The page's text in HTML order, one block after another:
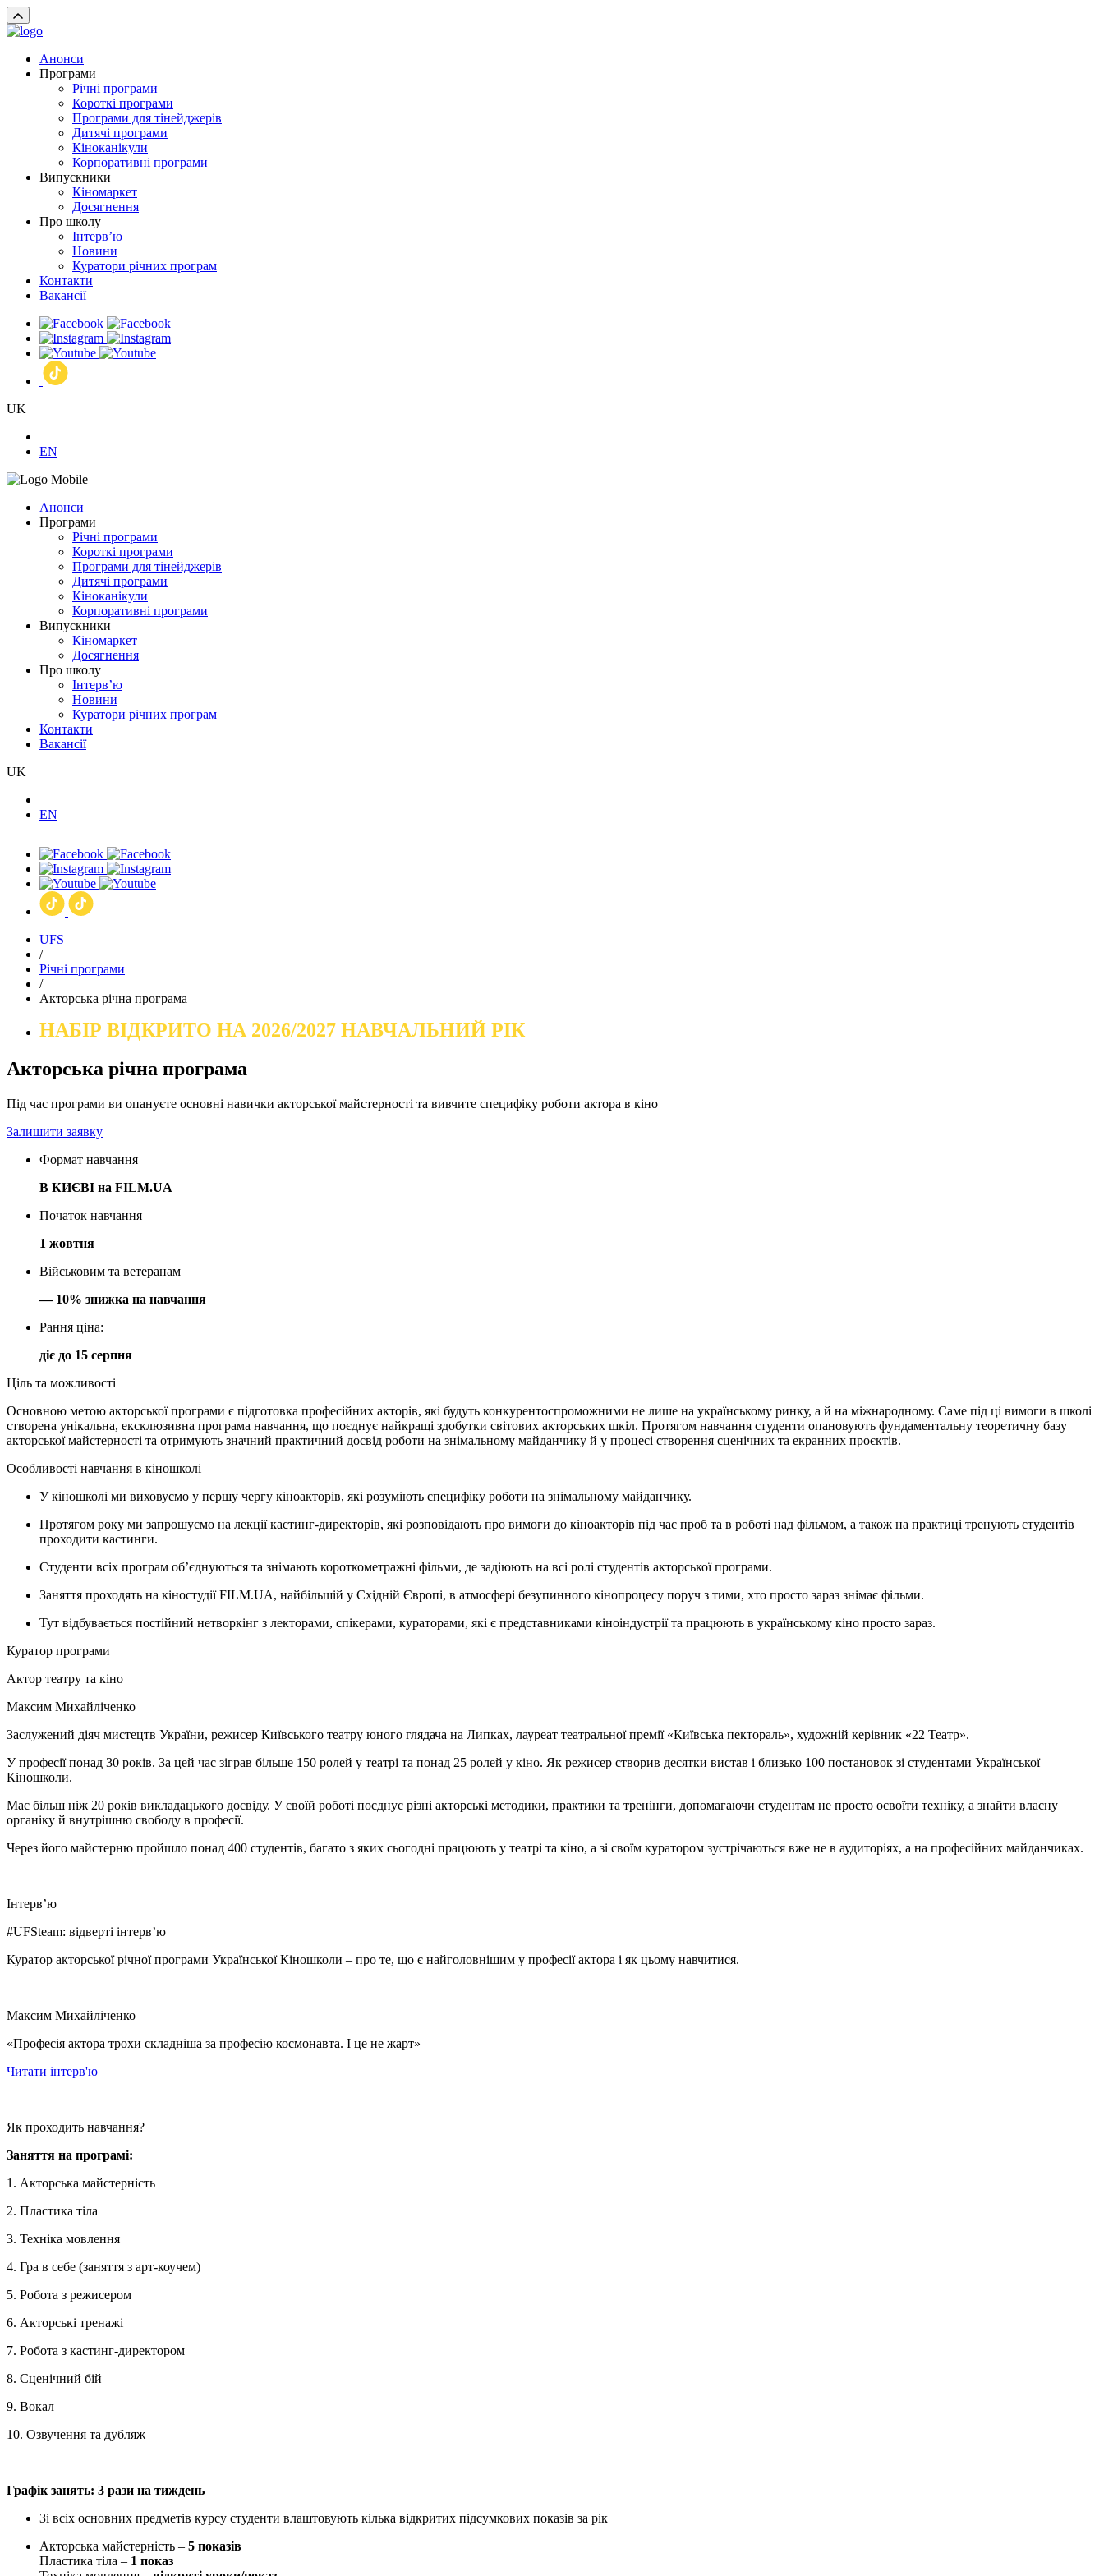
Анонси
Програми
Річні програми
Короткі програми
Програми для тінейджерів
Дитячі програми
Кіноканікули
Корпоративні програми
Випускники
Кіномаркет
Досягнення
Про школу
Інтерв’ю
Новини
Куратори річних програм
Контакти
Вакансії
UK
EN
Анонси
Програми
Річні програми
Короткі програми
Програми для тінейджерів
Дитячі програми
Кіноканікули
Корпоративні програми
Випускники
Кіномаркет
Досягнення
Про школу
Інтерв’ю
Новини
Куратори річних програм
Контакти
Вакансії
UK
EN
UFS
/
Річні програми
/
Акторська річна програма
НАБІР ВІДКРИТО НА 2026/2027 НАВЧАЛЬНИЙ РІК
Акторська річна програма
Під час програми ви опануєте основні навички акторської майстерності та вивчите специфіку роботи актора в кіно
Залишити заявку
Формат навчання
В КИЄВІ на FILM.UA
Початок навчання
1 жовтня
Військовим та ветеранам
— 10% знижка на навчання
Рання ціна:
діє до 15 серпня
Ціль та можливості
Основною метою акторської програми є підготовка професійних акторів, які будуть конкурентоспроможними не лише на українському ринку, а й на міжнародному. Саме під ці вимоги в школі
створена унікальна, ексклюзивна програма навчання, що поєднує найкращі здобутки світових акторських шкіл. Протягом навчання студенти опановують фундаментальну теоретичну базу
акторської майстерності та отримують значний практичний досвід роботи на знімальному майданчику й у процесі створення сценічних та екранних проєктів.
Особливості навчання в кіношколі
У кіношколі ми виховуємо у першу чергу кіноакторів, які розуміють специфіку роботи на знімальному майданчику.
Протягом року ми запрошуємо на лекції кастинг-директорів, які розповідають про вимоги до кіноакторів під час проб та в роботі над фільмом, а також на практиці тренують студентів
проходити кастинги.
Студенти всіх програм об’єднуються та знімають короткометражні фільми, де задіюють на всі ролі студентів акторської програми.
Заняття проходять на кіностудії FILM.UA, найбільшій у Східній Європі, в атмосфері безупинного кінопроцесу поруч з тими, хто просто зараз знімає фільми.
Тут відбувається постійний нетворкінг з лекторами, спікерами, кураторами, які є представниками кіноіндустрії та працюють в українському кіно просто зараз.
Куратор програми
Актор театру та кіно
Максим Михайліченко
Заслужений діяч мистецтв України, режисер Київського театру юного глядача на Липках, лауреат театральної премії «Київська пектораль», художній керівник «22 Театр».
У професії понад 30 років. За цей час зіграв більше 150 ролей у театрі та понад 25 ролей у кіно. Як режисер створив десятки вистав і близько 100 постановок зі студентами Української
Кіношколи.
Має більш ніж 20 років викладацького досвіду. У своїй роботі поєднує різні акторські методики, практики та тренінги, допомагаючи студентам не просто освоїти техніку, а знайти власну
органіку й внутрішню свободу в професії.
Через його майстерню пройшло понад 400 студентів, багато з яких сьогодні працюють у театрі та кіно, а зі своїм куратором зустрічаються вже не в аудиторіях, а на професійних майданчиках.
Інтерв’ю
#UFSteam: відверті інтерв’ю
Куратор акторської річної програми Української Кіношколи – про те, що є найголовнішим у професії актора і як цьому навчитися.
Максим Михайліченко
«Професія актора трохи складніша за професію космонавта. І це не жарт»
Читати інтерв'ю
Як проходить навчання?
Заняття на програмі:
1. Акторська майстерність
2. Пластика тіла
3. Техніка мовлення
4. Гра в себе (заняття з арт-коучем)
5. Робота з режисером
6. Акторські тренажі
7. Робота з кастинг-директором
8. Сценічний бій
9. Вокал
10. Озвучення та дубляж
Графік занять: 3 рази на тиждень
Зі всіх основних предметів курсу студенти влаштовують кілька відкритих підсумкових показів за рік
Акторська майстерність – 5 показів
Пластика тіла – 1 показ